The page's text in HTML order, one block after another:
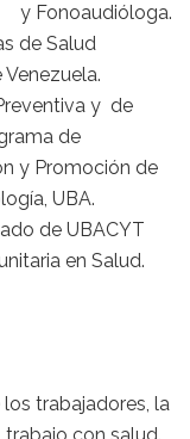
y Fonoaudióloga.
de Salud
y de
de
y Promoción de
UBA.
de UBACYT
en Salud.
trabajadores, la